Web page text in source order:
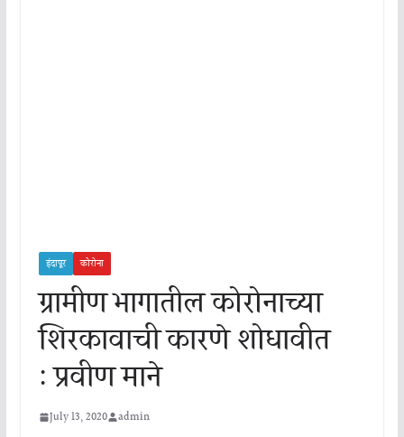
इंदापूर कोरोना
ग्रामीण भागातील कोरोनाच्या
शिरकावाची कारणे शोधावीत
: प्रवीण माने
July 13, 2020 admin